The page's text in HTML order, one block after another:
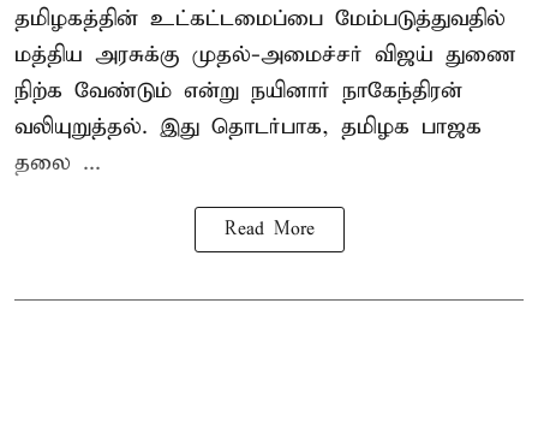
தமிழகத்தின் உட்கட்டமைப்பை மேம்படுத்துவதில்
மத்திய அரசுக்கு முதல்-அமைச்சர் விஜய் துணை
நிற்க வேண்டும் என்று நயினார் நாகேந்திரன்
வலியுறுத்தல். இது தொடர்பாக, தமிழக பாஜக
தலை ...
Read More